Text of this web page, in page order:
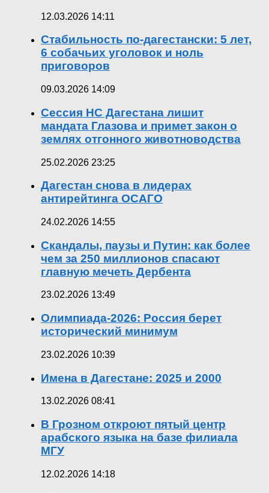
12.03.2026 14:11
Стабильность по-дагестански: 5 лет,
6 собачьих уголовок и ноль
приговоров
09.03.2026 14:09
Сессия НС Дагестана лишит
мандата Глазова и примет закон о
землях отгонного животноводства
25.02.2026 23:25
Дагестан снова в лидерах
антирейтинга ОСАГО
24.02.2026 14:55
Скандалы, паузы и Путин: как более
чем за 250 миллионов спасают
главную мечеть Дербента
23.02.2026 13:49
Олимпиада-2026: Россия берет
исторический минимум
23.02.2026 10:39
Имена в Дагестане: 2025 и 2000
13.02.2026 08:41
В Грозном откроют пятый центр
арабского языка на базе филиала
МГУ
12.02.2026 14:18